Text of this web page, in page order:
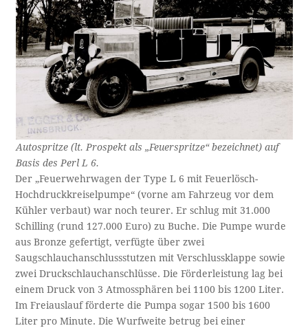
Autospritze (lt. Prospekt als „Feuerspritze“ bezeichnet) auf
Basis des Perl L 6.
Der „Feuerwehrwagen der Type L 6 mit Feuerlösch-
Hochdruckkreiselpumpe“ (vorne am Fahrzeug vor dem
Kühler verbaut) war noch teurer. Er schlug mit 31.000
Schilling (rund 127.000 Euro) zu Buche. Die Pumpe wurde
aus Bronze gefertigt, verfügte über zwei
Saugschlauchanschlussstutzen mit Verschlussklappe sowie
zwei Druckschlauchanschlüsse. Die Förderleistung lag bei
einem Druck von 3 Atmossphären bei 1100 bis 1200 Liter.
Im Freiauslauf förderte die Pumpa sogar 1500 bis 1600
Liter pro Minute. Die Wurfweite betrug bei einer